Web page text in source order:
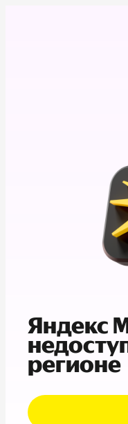
Яндекс
регионе